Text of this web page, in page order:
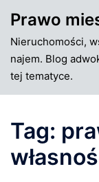
do
treści
Prawo
Nieruchomości,
najem. Blog
tej tematyce.
Tag: